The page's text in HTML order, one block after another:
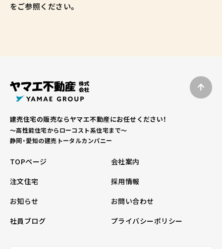
をご参照ください。
建売住宅の販売ならヤマエ不動産にお任せください！
～高性能住宅からローコスト系住宅まで～
静岡・愛知の建売トータルカンパニー
TOPページ
会社案内
注文住宅
採用情報
お知らせ
お問い合わせ
社員ブログ
プライバシーポリシー